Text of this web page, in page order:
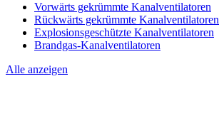
Vorwärts gekrümmte Kanalventilatoren
Rückwärts gekrümmte Kanalventilatoren
Explosionsgeschützte Kanalventilatoren
Brandgas-Kanalventilatoren
Alle anzeigen